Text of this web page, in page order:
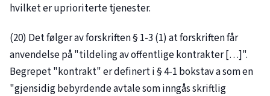
hvilket er uprioriterte tjenester.
(20) Det følger av forskriften § 1-3 (1) at forskriften får
anvendelse på "tildeling av offentlige kontrakter […]".
Begrepet "kontrakt" er definert i § 4-1 bokstav a som en
"gjensidig bebyrdende avtale som inngås skriftlig